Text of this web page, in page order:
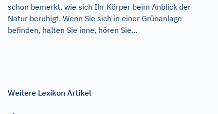
schon bemerkt, wie sich Ihr Körper beim Anblick der
Natur beruhigt. Wenn Sie sich in einer Grünanlage
befinden, halten Sie inne, hören Sie...
Weitere Lexikon Artikel